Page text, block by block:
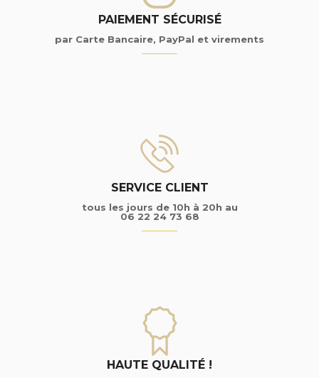
PAIEMENT SÉCURISÉ
par Carte Bancaire, PayPal et virements
SERVICE CLIENT
tous les jours de 10h à 20h au
06 22 24 73 68
HAUTE QUALITÉ !